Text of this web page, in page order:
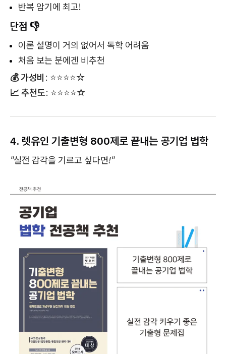
반복 암기에 최고!
단점 👎
이론 설명이 거의 없어서 독학 어려움
처음 보는 분에겐 비추천
💰 가성비 : ⭐⭐⭐⭐☆
📈 추천도: ⭐⭐⭐⭐☆
4. 렛유인 기출변형 800제로 끝내는 공기업 법학
"실전 감각을 기르고 싶다면!"